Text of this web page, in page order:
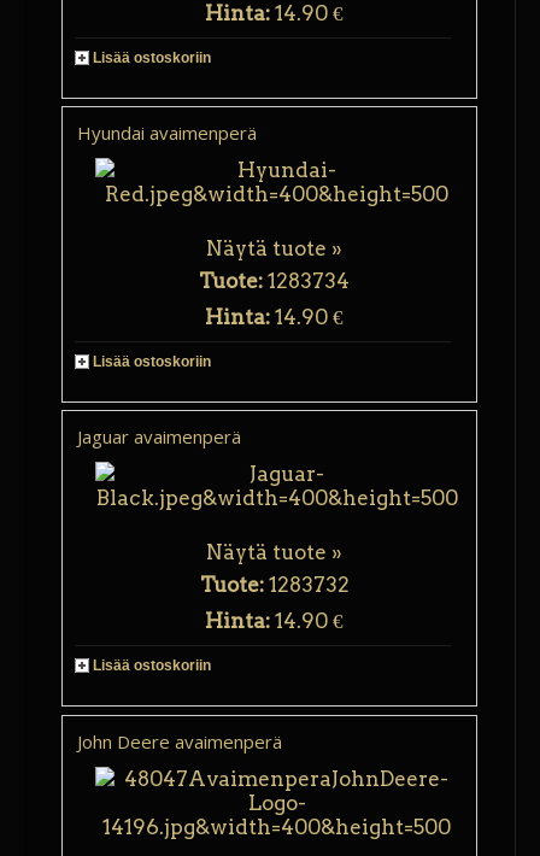
Hinta:14.90 €
Lisää ostoskoriin
Hyundai avaimenperä
Näytä tuote »
Tuote:1283734
Hinta:14.90 €
Lisää ostoskoriin
Jaguar avaimenperä
Näytä tuote »
Tuote: 1283732
Hinta:14.90 €
Lisää ostoskoriin
John Deere avaimenperä